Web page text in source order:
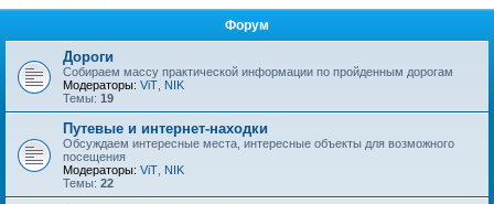
Форум
Дороги
Собираем массу практической информации по пройденным дорогам
Модераторы: ViT NIK
Темы: 19
Путевые и интернет-находки
Обсуждаем интересные места, интересные объекты для возможного
посещения
Модераторы: ViT NIK
Темы: 22